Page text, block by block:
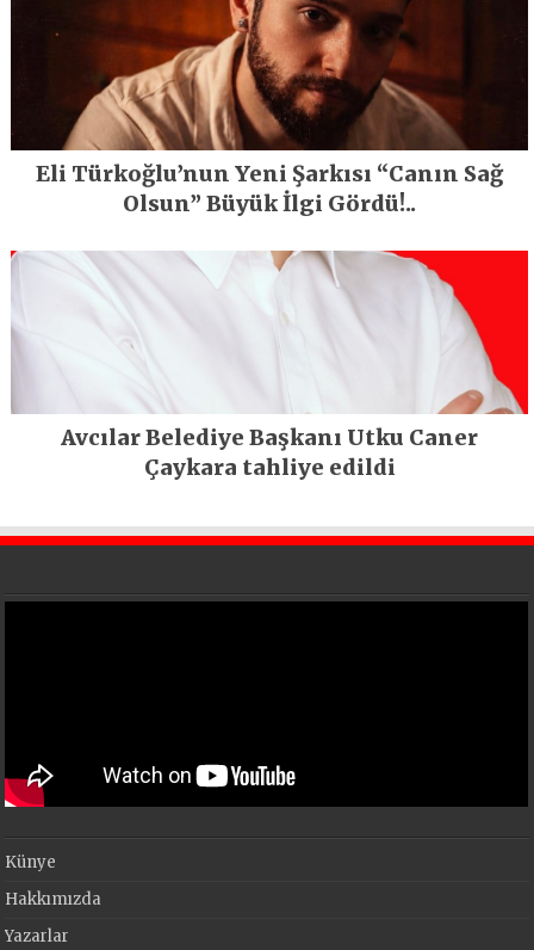
Eli Türkoğlu’nun Yeni Şarkısı “Canın Sağ
Olsun” Büyük İlgi Gördü!..
Avcılar Belediye Başkanı Utku Caner
Çaykara tahliye edildi
Künye
Hakkımızda
Yazarlar